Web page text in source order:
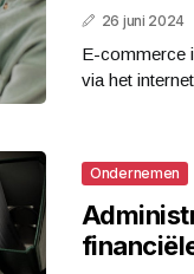
26 juni 2024
E-commerce
via het
Ondernemen